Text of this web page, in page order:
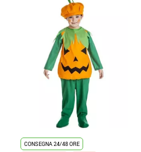
CONSEGNA 24/48 ORE